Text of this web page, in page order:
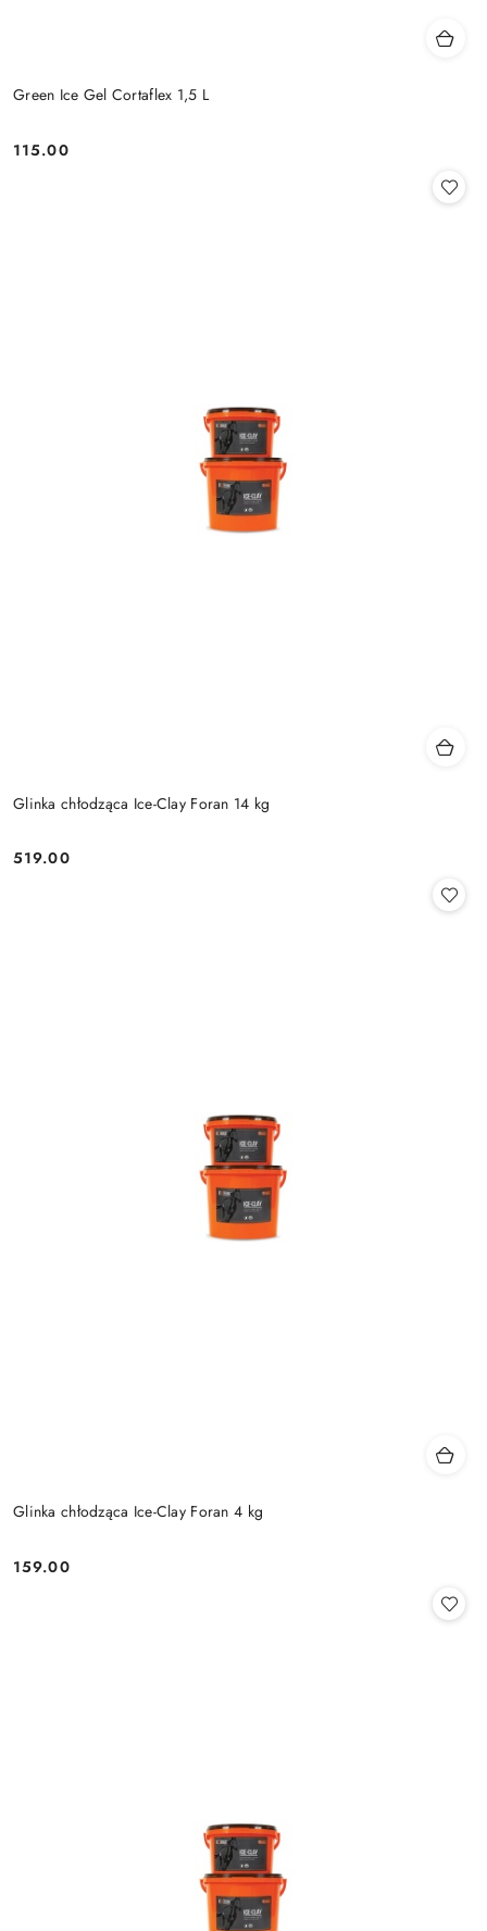
Green Ice Gel Cortaflex 1,5 L
Cena:
115.00
Glinka chłodząca Ice-Clay Foran 14 kg
Cena:
519.00
Glinka chłodząca Ice-Clay Foran 4 kg
Cena:
159.00